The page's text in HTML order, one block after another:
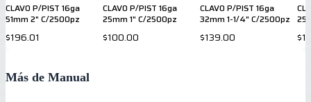
CLAVO P/PIST 16ga
51mm 2" C/2500pz
$196.01
CLAVO P/PIST 16ga
25mm 1" C/2500pz
$100.00
CLAVO P/PIST 16ga
32mm 1-1/4" C/2500pz
$139.00
Más de Manual